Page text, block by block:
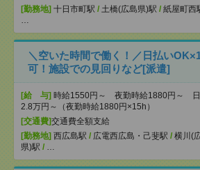
[勤務地] 十日市町駅 / 土橋(広島県)駅 / 紙屋町西
…
＼空いた時間で働く！／日払い
可！施設での見回りなど[派遣]
[給 与] 時給1550円～ 夜勤時給1880円～
2.8万円～（夜勤時給1880円×15h）
[交通費]交通費全額支給
[勤務地] 西広島駅 / 広電西広島・己斐駅 / 横川(
県)駅 / …